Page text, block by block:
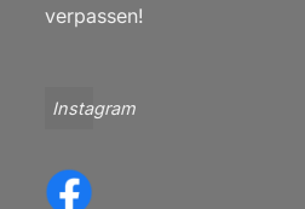
verpassen!
Instagram